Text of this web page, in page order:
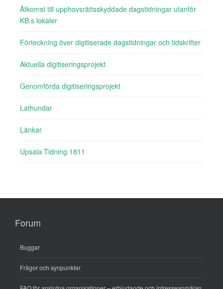
Åtkomst till upphovsrättsskyddade dagstidningar utanför
KB:s lokaler
Förteckning över digitiserade dagstidningar och tidskrifter
Aktuella digitiseringsprojekt
Genomförda digitiseringsprojekt
Lathundar
Länkar
Upsala Tidning 1811
Forum
Buggar
Frågor och synpunkter